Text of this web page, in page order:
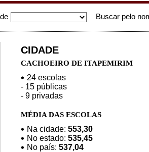
Buscar pelo
CIDADE
CACHOEIRO DE ITAPEMIRIM
24 escolas
- 15 públicas
- 9 privadas
MÉDIA DAS ESCOLAS
Na cidade: 553,30
No estado: 535,45
No país: 537,04